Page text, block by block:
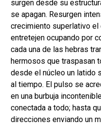
surgen desde su
se apagan. Resurgen
crecimiento superlativo
entretejen ocupando por
cada una de las hebras
hermosos que traspasan
desde el núcleo un latido
al tiempo. El pulso se
en una burbuja
conectada a todo; hasta
direcciones enviando un